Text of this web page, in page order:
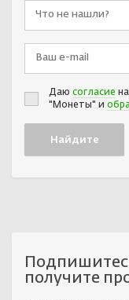
Даю согласие
"Монеты" и
получите